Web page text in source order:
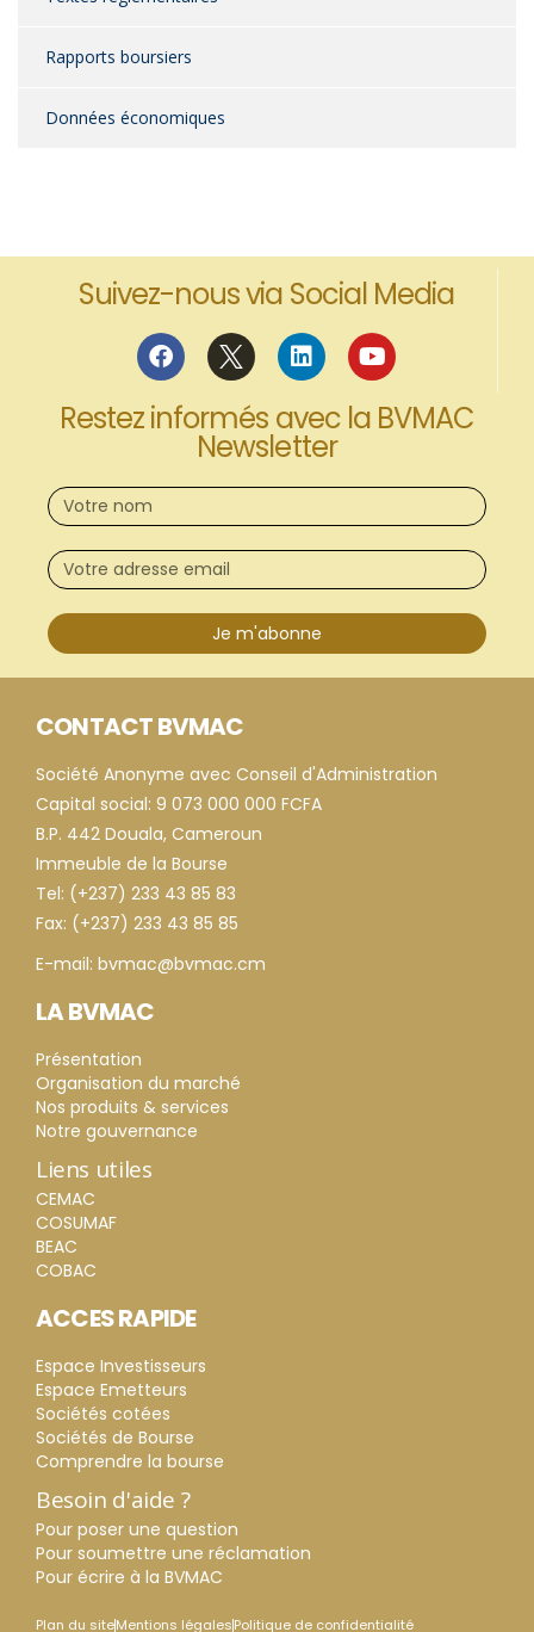
Rapports boursiers
Données économiques
Suivez-nous via Social Media
Restez informés avec la BVMAC
Newsletter
Je m'abonne
CONTACT BVMAC
Société Anonyme avec Conseil d'Administration
Capital social: 9 073 000 000 FCFA
B.P. 442 Douala, Cameroun
Immeuble de la Bourse
Tel: (+237) 233 43 85 83
Fax: (+237) 233 43 85 85
E-mail: bvmac@bvmac.cm
LA BVMAC
Présentation
Organisation du marché
Nos produits & services
Notre gouvernance
Liens utiles
CEMAC
COSUMAF
BEAC
COBAC
ACCES RAPIDE
Espace Investisseurs
Espace Emetteurs
Sociétés cotées
Sociétés de Bourse
Comprendre la bourse
Besoin d'aide ?
Pour poser une question
Pour soumettre une réclamation
Pour écrire à la BVMAC
Plan du siteMentions légalesPolitique de confidentialité